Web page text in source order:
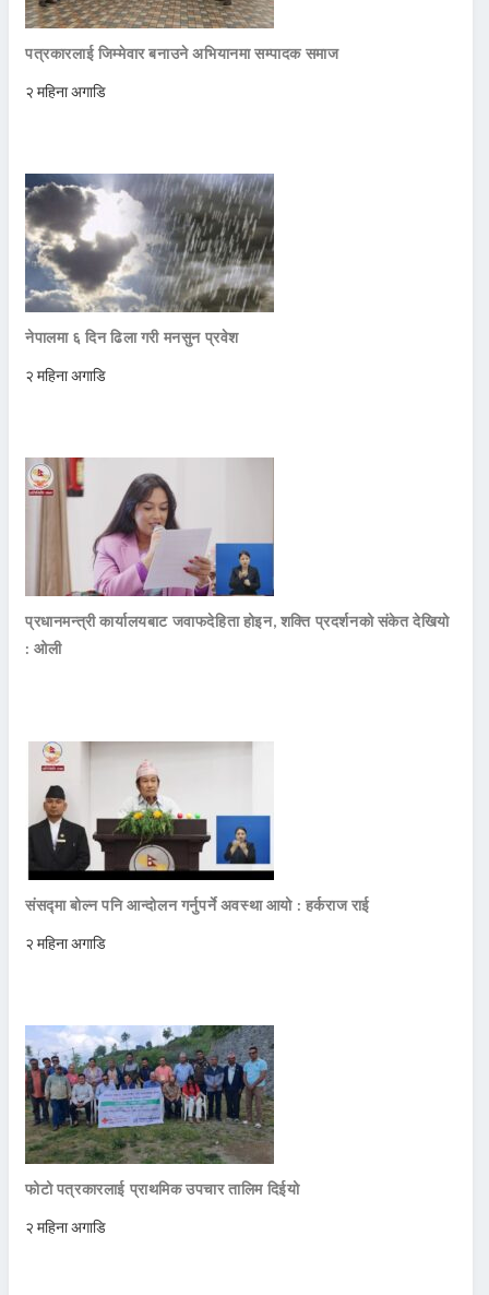
पत्रकारलाई जिम्मेवार बनाउने अभियानमा सम्पादक समाज
२ महिना अगाडि
नेपालमा ६ दिन ढिला गरी मनसुन प्रवेश
२ महिना अगाडि
प्रधानमन्त्री कार्यालयबाट जवाफदेहिता होइन, शक्ति प्रदर्शनको संकेत देखियो
: ओली
संसद्मा बोल्न पनि आन्दोलन गर्नुपर्ने अवस्था आयो : हर्कराज राई
२ महिना अगाडि
फोटो पत्रकारलाई प्राथमिक उपचार तालिम दिईयो
२ महिना अगाडि